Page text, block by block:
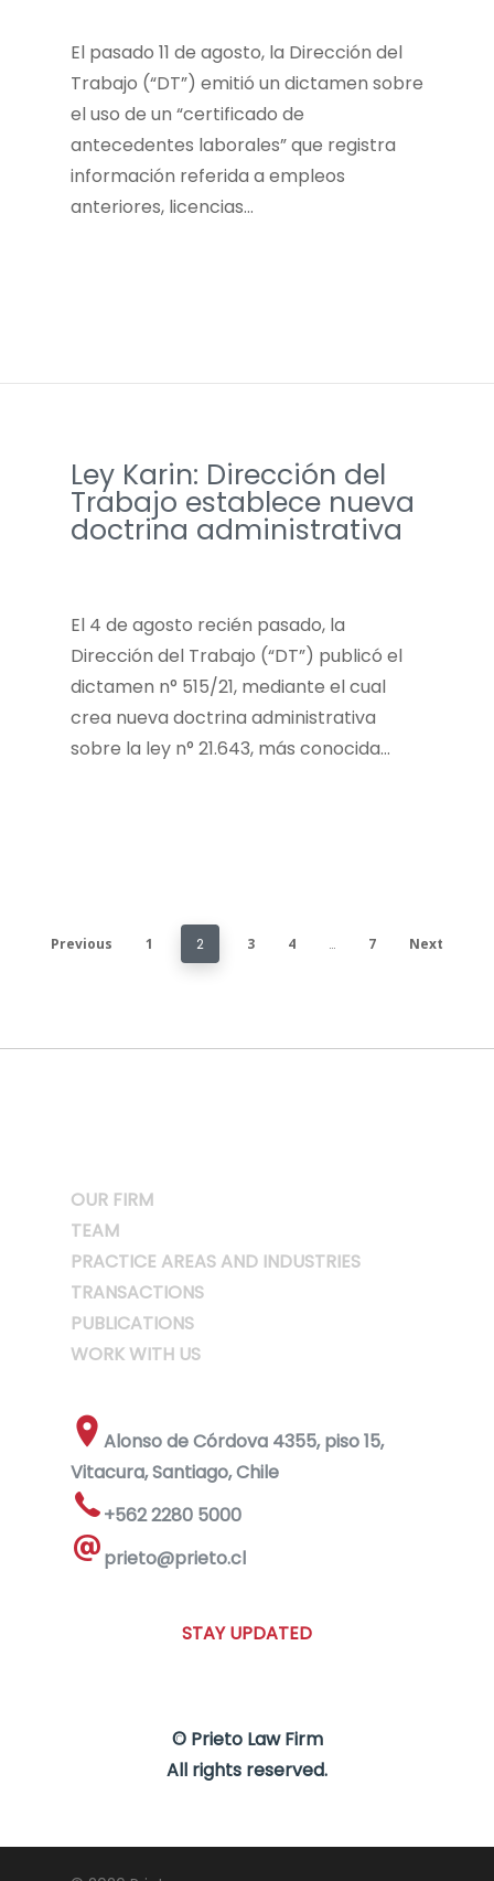
El pasado 11 de agosto, la Dirección del
Trabajo (“DT”) emitió un dictamen sobre
el uso de un “certificado de
antecedentes laborales” que registra
información referida a empleos
anteriores, licencias…
Ley Karin: Dirección del
Trabajo establece nueva
doctrina administrativa
El 4 de agosto recién pasado, la
Dirección del Trabajo (“DT”) publicó el
dictamen n° 515/21, mediante el cual
crea nueva doctrina administrativa
sobre la ley n° 21.643, más conocida…
Previous 1 2 3 4 … 7 Next
OUR FIRM
TEAM
PRACTICE AREAS AND INDUSTRIES
TRANSACTIONS
PUBLICATIONS
WORK WITH US
Alonso de Córdova 4355, piso 15,
Vitacura, Santiago, Chile
+562 2280 5000
prieto@prieto.cl
STAY UPDATED
© Prieto Law Firm
All rights reserved.